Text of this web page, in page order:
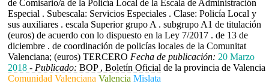
de Comisario/a de la Policía Local de la Escala de Administración
Especial . Subescala: Servicios Especiales . Clase: Policía Local y
sus auxiliares . escala Superior grupo A . subgrupo A1 de titulación
(euros) de acuerdo con lo dispuesto en la Ley 7/2017 . de 13 de
diciembre . de coordinación de policías locales de la Comunitat
Valenciana; (euros) TERCERO Fecha de publicación: 20 Marzo
2018 - Publicado: BOP , Boletín Oficial de la provincia de Valencia
Comunidad Valenciana Valencia Mislata